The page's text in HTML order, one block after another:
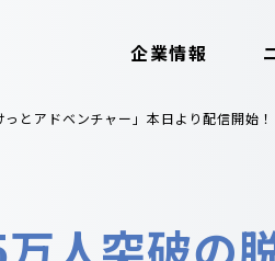
企業情報
とアドベンチャー」本日より配信開始！